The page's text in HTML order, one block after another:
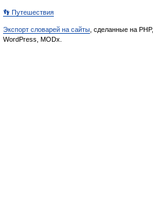
👣 Путешествия
Экспорт словарей на сайты , сделанные на PHP,
WordPress, MODx.